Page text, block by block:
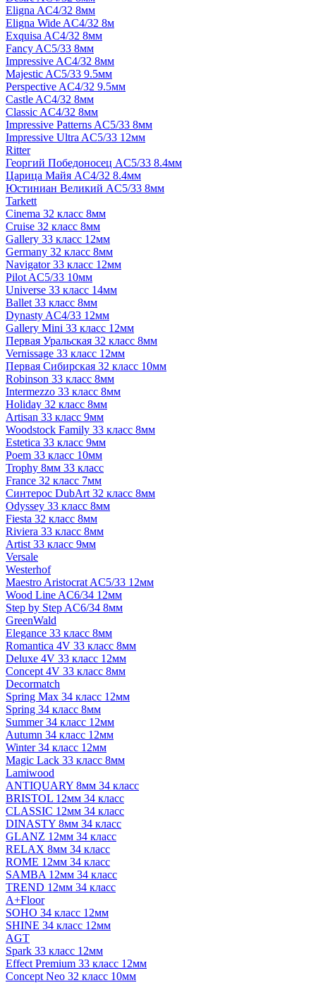
Eligna AC4/32 8мм
Eligna Wide AC4/32 8м
Exquisa AC4/32 8мм
Fancy AC5/33 8мм
Impressive AC4/32 8мм
Majestic AC5/33 9.5мм
Perspective AC4/32 9.5мм
Castle AC4/32 8мм
Classic AC4/32 8мм
Impressive Patterns AC5/33 8мм
Impressive Ultra AC5/33 12мм
Ritter
Георгий Победоносец AC5/33 8.4мм
Царица Майя AC4/32 8.4мм
Юстиниан Великий AC5/33 8мм
Tarkett
Cinema 32 класс 8мм
Cruise 32 класс 8мм
Gallery 33 класс 12мм
Germany 32 класс 8мм
Navigator 33 класс 12мм
Pilot AC5/33 10мм
Universe 33 класс 14мм
Ballet 33 класс 8мм
Dynasty AC4/33 12мм
Gallery Mini 33 класс 12мм
Первая Уральская 32 класс 8мм
Vernissage 33 класс 12мм
Первая Сибирская 32 класс 10мм
Robinson 33 класс 8мм
Intermezzo 33 класс 8мм
Holiday 32 класс 8мм
Artisan 33 класс 9мм
Woodstock Family 33 класс 8мм
Estetica 33 класс 9мм
Poem 33 класс 10мм
Trophy 8мм 33 класс
France 32 класс 7мм
Синтерос DubArt 32 класс 8мм
Odyssey 33 класс 8мм
Fiesta 32 класс 8мм
Riviera 33 класс 8мм
Artist 33 класс 9мм
Versale
Westerhof
Maestro Aristocrat AC5/33 12мм
Wood Line AC6/34 12мм
Step by Step AC6/34 8мм
GreenWald
Elegance 33 класс 8мм
Romantica 4V 33 класс 8мм
Deluxe 4V 33 класс 12мм
Concept 4V 33 класс 8мм
Decormatch
Spring Max 34 класс 12мм
Spring 34 класс 8мм
Summer 34 класс 12мм
Autumn 34 класс 12мм
Winter 34 класс 12мм
Magic Lack 33 класс 8мм
Lamiwood
ANTIQUARY 8мм 34 класс
BRISTOL 12мм 34 класс
CLASSIC 12мм 34 класс
DINASTY 8мм 34 класс
GLANZ 12мм 34 класс
RELAX 8мм 34 класс
ROME 12мм 34 класс
SAMBA 12мм 34 класс
TREND 12мм 34 класс
A+Floor
SOHO 34 класс 12мм
SHINE 34 класс 12мм
AGT
Spark 33 класс 12мм
Effect Premium 33 класс 12мм
Concept Neo 32 класс 10мм